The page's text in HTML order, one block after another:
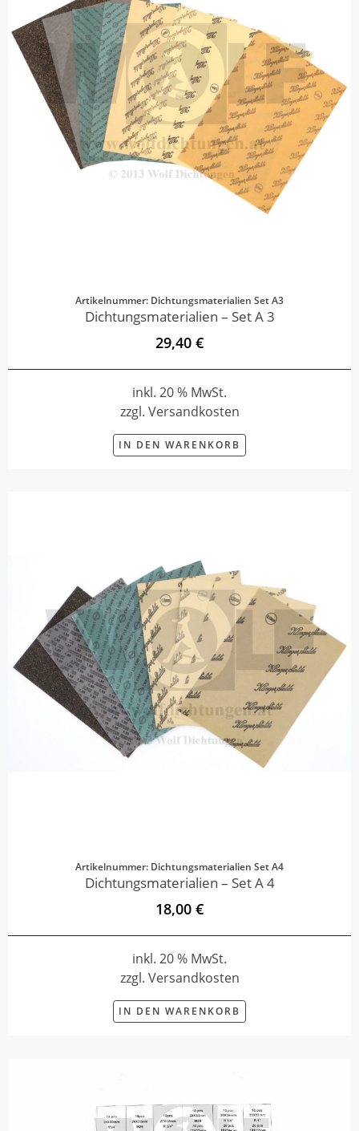
Artikelnummer: Dichtungsmaterialien Set A3
Dichtungsmaterialien – Set A 3
29,40 €
inkl. 20 % MwSt.
zzgl. Versandkosten
IN DEN WARENKORB
Artikelnummer: Dichtungsmaterialien Set A4
Dichtungsmaterialien – Set A 4
18,00 €
inkl. 20 % MwSt.
zzgl. Versandkosten
IN DEN WARENKORB